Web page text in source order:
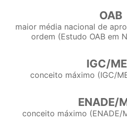
OAB
maior média nacional de
ordem (Estudo OAB em
IGC/
conceito máximo (IGC/
ENADE/
conceito máximo (ENADE/